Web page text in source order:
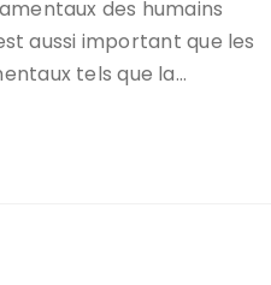
des humains
aussi important que les
tels que la…